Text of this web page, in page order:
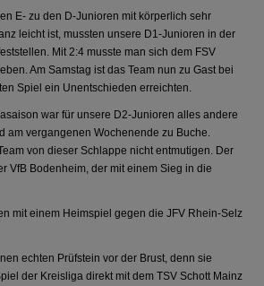
E- zu den D-Junioren mit körperlich sehr
leicht ist, mussten unsere D1-Junioren in der
Mit 2:4 musste man sich dem FSV
Am Samstag ist das Team nun zu Gast bei
Spiel ein Unentschieden erreichten.
war für unsere D2-Junioren alles andere
am vergangenen Wochenende zu Buche.
von dieser Schlappe nicht entmutigen. Der
VfB Bodenheim, der mit einem Sieg in die
mit einem Heimspiel gegen die JFV Rhein-Selz
echten Prüfstein vor der Brust, denn sie
der Kreisliga direkt mit dem TSV Schott Mainz